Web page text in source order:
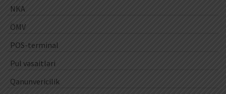
NKA
ÖMV
POS-terminal
Pul vəsaitləri
Qanunvericilik